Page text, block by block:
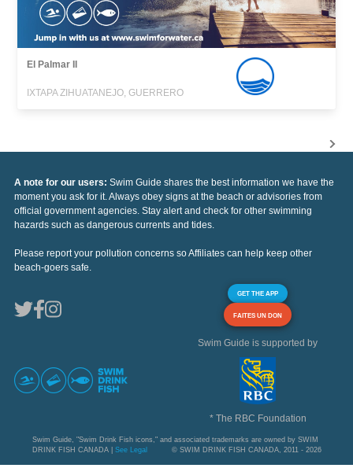
El Palmar II
IXTAPA ZIHUATANEJO, GUERRERO
A note for our users: Swim Guide shares the best information we have the
moment you ask for it. Always obey signs at the beach or advisories from
official government agencies. Stay alert and check for other swimming
hazards such as dangerous currents and tides.
Please report your pollution concerns so Affiliates can help keep other
beach-goers safe.
GET THE APP
FAITES UN DON
Swim Guide is supported by
* The RBC Foundation
Swim Guide, "Swim Drink Fish icons," and associated trademarks are owned by SWIM
DRINK FISH CANADA | See Legal © SWIM DRINK FISH CANADA, 2011 - 2026